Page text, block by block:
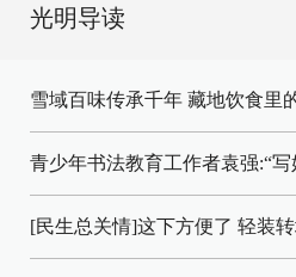
光明导读
雪域百味传承千年 藏地饮食里
青少年书法教育工作者袁强:“
[民生总关情]这下方便了 轻装